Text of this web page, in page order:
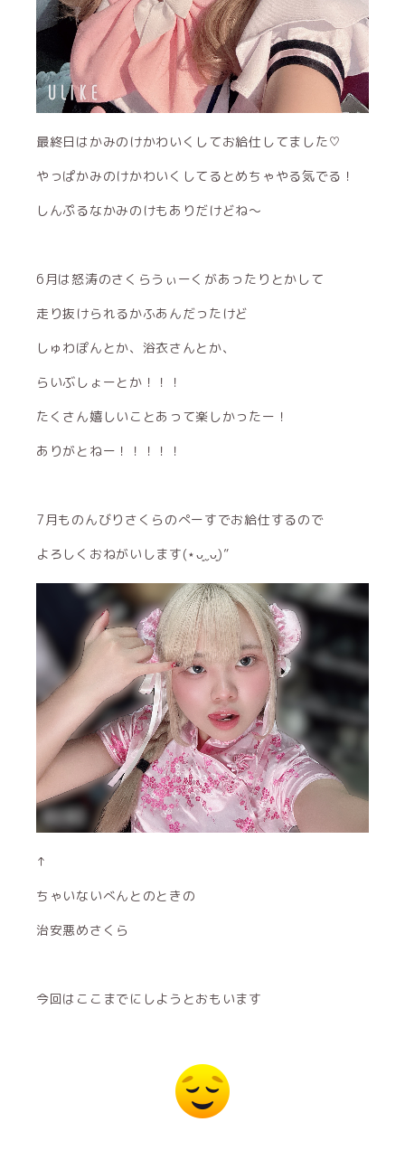
最終日はかみのけかわいくしてお給仕してました♡
やっぱかみのけかわいくしてるとめちゃやる気でる！
しんぷるなかみのけもありだけどね〜
6月は怒涛のさくらうぃーくがあったりとかして
走り抜けられるかふあんだったけど
しゅわぽんとか、浴衣さんとか、
らいぶしょーとか！！！
たくさん嬉しいことあって楽しかったー！
ありがとねー！！！！！
7月ものんびりさくらのぺーすでお給仕するので
よろしくおねがいします(⋆ᴗ͈ˬᴗ͈)”
↑
ちゃいないべんとのときの
治安悪めさくら
今回はここまでにしようとおもいます